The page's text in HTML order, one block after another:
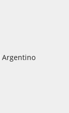
Argentino